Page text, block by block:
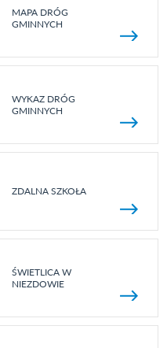
MAPA DRÓG
GMINNYCH
WYKAZ DRÓG
GMINNYCH
ZDALNA SZKOŁA
ŚWIETLICA W
NIEZDOWIE